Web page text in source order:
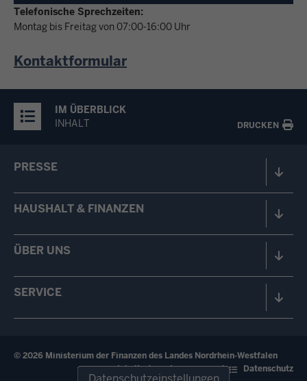
Telefonische Sprechzeiten:
Montag bis Freitag von 07:00-16:00 Uhr
Kontaktformular
IM ÜBERBLICK
INHALT
DRUCKEN
PRESSE
HAUSHALT & FINANZEN
ÜBER UNS
SERVICE
© 2026 Ministerium der Finanzen des Landes Nordrhein-Westfalen
Fußzeile
Inhalt Impressum Datenschutz